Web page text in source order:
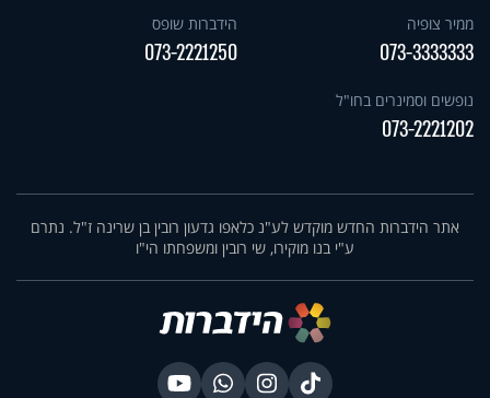
ממיר צופיה
073-3333333
הידברות שופס
073-2221250
נופשים וסמינרים בחו"ל
073-2221202
אתר הידברות החדש מוקדש לע"נ כלאפו גדעון רובין בן שרינה ז"ל. נתרם
ע"י בנו מוקירו, שי רובין ומשפחתו הי"ו